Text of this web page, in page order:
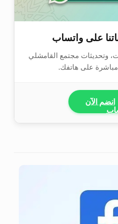
على واتساب
وتحديثات مجتمع القامشلي
على هاتفك.
انضم الآن